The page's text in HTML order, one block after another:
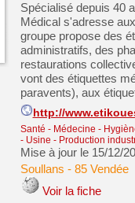
Spécialisé depuis 40
Médical s'adresse
groupe propose des
administratifs, des
restaurations
vont des étiquettes
paravents), aux
http://
Santé - Médecine -
- Usine - Production
Mise à jour le 15/12/
Soullans - 85 Vendée
Voir la fiche